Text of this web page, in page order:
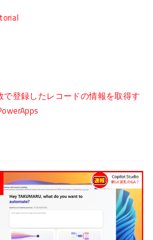
で登録したレコードの情報を取得す